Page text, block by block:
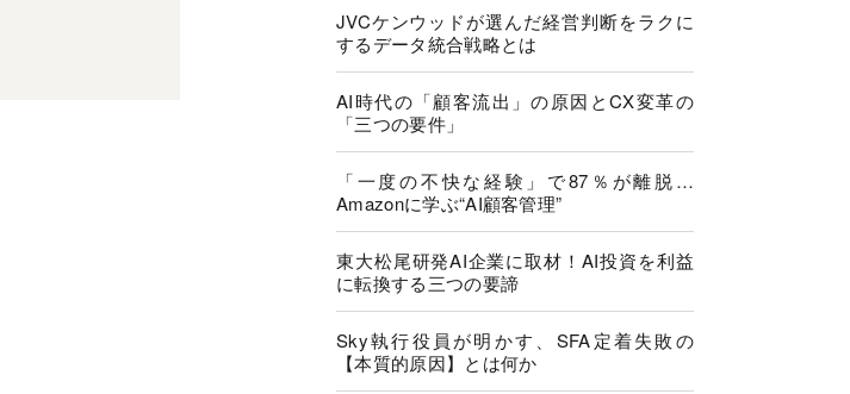
JVCケンウッドが選んだ経営判断をラクに
するデータ統合戦略とは
AI時代の「顧客流出」の原因とCX変革の
「三つの要件」
「一度の不快な経験」で87％が離脱…
Amazonに学ぶ“AI顧客管理”
東大松尾研発AI企業に取材！AI投資を利益
に転換する三つの要諦
Sky執行役員が明かす、SFA定着失敗の
【本質的原因】とは何か